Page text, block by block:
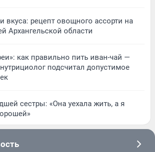
вкуса: рецепт овощного ассорти на
Архангельской области
как правильно пить иван-чай —
подсчитал допустимое
сестры: «Она уехала жить, а я